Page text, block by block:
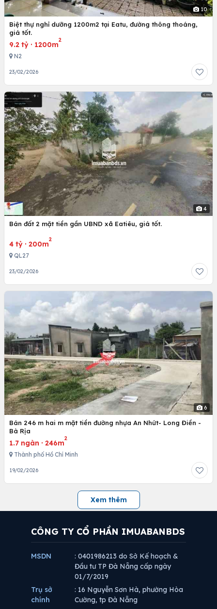
10
Biệt thự nghỉ dưỡng 1200m2 tại Eatu, đường thông thoáng,
giá tốt.
9.2 tỷ · 1200m
2
N2
23/02/2026
4
Bán đất 2 mặt tiền gần UBND xã Eatiêu, giá tốt.
4 tỷ · 200m
2
QL27
23/02/2026
6
Bán 246 m hai m mặt tiền đường nhựa An Nhứt- Long Điền -
Bà Rịa
1.7 ngàn · 246m
2
Thành phố Hồ Chí Minh
19/02/2026
Xem thêm
CÔNG TY CỔ PHẦN IMUABANBDS
MSDN
: 0401986213 do Sở Kế hoạch &
Đầu tư TP Đà Nẵng cấp ngày
01/7/2019
Trụ sở
chính
: 16 Nguyễn Sơn Hà, phường Hòa
Cường, tp Đà Nẵng